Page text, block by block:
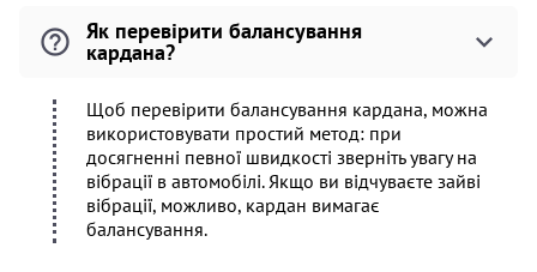
Як перевірити балансування
кардана?
Щоб перевірити балансування кардана, можна
використовувати простий метод: при
досягненні певної швидкості зверніть увагу на
вібрації в автомобілі. Якщо ви відчуваєте зайві
вібрації, можливо, кардан вимагає
балансування.